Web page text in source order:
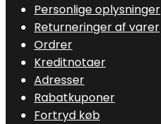
Personlige oplysninger
Returneringer af varer
Ordrer
Kreditnotaer
Adresser
Rabatkuponer
Fortryd køb